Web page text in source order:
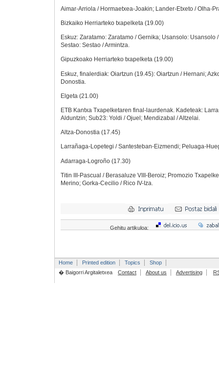
Aimar-Arriola / Hormaetxea-Joakin; Lander-Etxeto / Olha-
Bizkaiko Herriarteko txapelketa (19.00)
Eskuz: Zaratamo: Zaratamo / Gernika; Usansolo: Usansolo
Sestao: Sestao / Armintza.
Gipuzkoako Herriarteko txapelketa (19.00)
Eskuz, finalerdiak: Oiartzun (19.45): Oiartzun / Hernani;
Donostia.
Elgeta (21.00)
ETB Kantxa Txapelketaren final-laurdenak. Kadeteak:
Alduntzin; Sub23: Yoldi / Ojuel; Mendizabal / Altzelai.
Altza-Donostia (17.45)
Larrañaga-Lopetegi / Santesteban-Eizmendi; Peluaga-
Adarraga-Logroño (17.30)
Titin III-Pascual / Berasaluze VIII-Beroiz; Promozio
Merino; Gorka-Cecilio / Rico IV-Iza.
Gehitu artikuloa:
Home Printed edition Topics
Shop
� Baigorri Argitaletxea
Contact About us Advertising